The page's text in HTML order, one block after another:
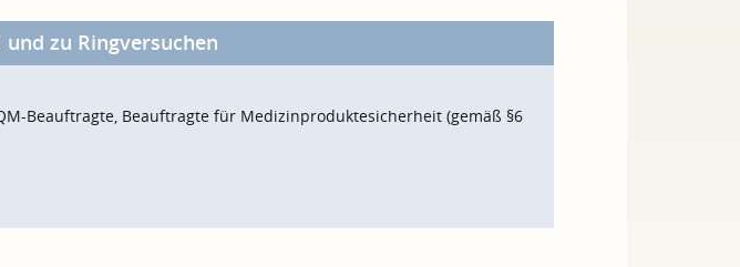
und zu Ringversuchen
Beauftragte, Beauftragte für Medizinproduktesicherheit (gemäß §6